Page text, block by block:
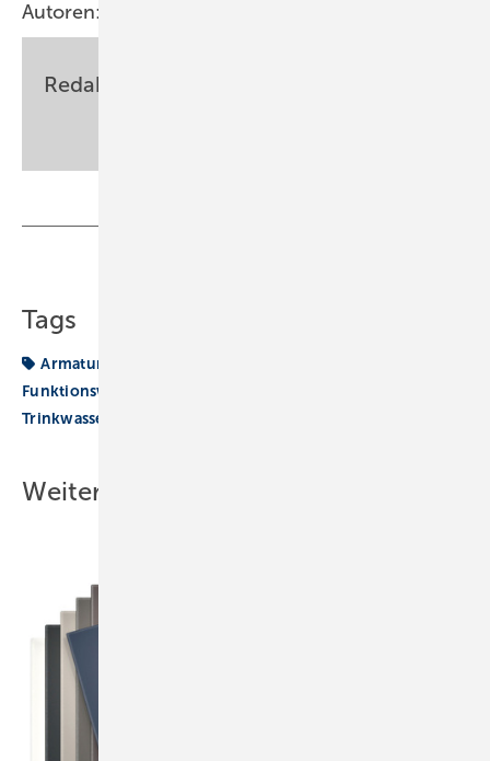
Autoren:
Redaktion
Tags
Armatur
Funktionsweise
Trinkwasser
Weitere Inhalte